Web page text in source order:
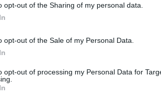
opt-out of the Sharing of my personal data.
opt-out of the Sale of my Personal Data.
opt-out of processing my Personal Data for
no solo enriquece el repertorio
y combinaciones ganadoras,
al máximo su potencial.